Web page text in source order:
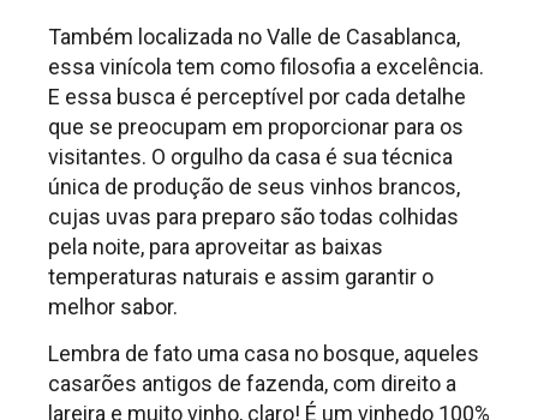
Também localizada no Valle de Casablanca,
essa vinícola tem como filosofia a excelência.
E essa busca é perceptível por cada detalhe
que se preocupam em proporcionar para os
visitantes. O orgulho da casa é sua técnica
única de produção de seus vinhos brancos,
cujas uvas para preparo são todas colhidas
pela noite, para aproveitar as baixas
temperaturas naturais e assim garantir o
melhor sabor.
Lembra de fato uma casa no bosque, aqueles
casarões antigos de fazenda, com direito a
lareira e muito vinho, claro! É um vinhedo 100%